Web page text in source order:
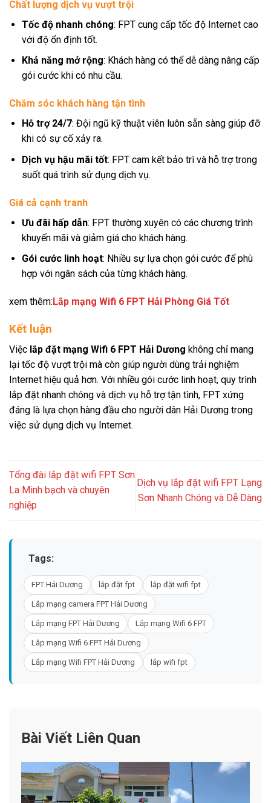
Chất lượng dịch vụ vượt trội
Tốc độ nhanh chóng: FPT cung cấp tốc độ Internet cao
với độ ổn định tốt.
Khả năng mở rộng: Khách hàng có thể dễ dàng nâng cấp
gói cước khi có nhu cầu.
Chăm sóc khách hàng tận tình
Hỗ trợ 24/7: Đội ngũ kỹ thuật viên luôn sẵn sàng giúp đỡ
khi có sự cố xảy ra.
Dịch vụ hậu mãi tốt: FPT cam kết bảo trì và hỗ trợ trong
suốt quá trình sử dụng dịch vụ.
Giá cả cạnh tranh
Ưu đãi hấp dẫn: FPT thường xuyên có các chương trình
khuyến mãi và giảm giá cho khách hàng.
Gói cước linh hoạt: Nhiều sự lựa chọn gói cước để phù
hợp với ngân sách của từng khách hàng.
xem thêm:Lắp mạng Wifi 6 FPT Hải Phòng Giá Tốt
Kết luận
Việc lắp đặt mạng Wifi 6 FPT Hải Dương không chỉ mang
lại tốc độ vượt trội mà còn giúp người dùng trải nghiệm
Internet hiệu quả hơn. Với nhiều gói cước linh hoạt, quy trình
lắp đặt nhanh chóng và dịch vụ hỗ trợ tận tình, FPT xứng
đáng là lựa chọn hàng đầu cho người dân Hải Dương trong
việc sử dụng dịch vụ Internet.
Tổng đài lắp đặt wifi FPT Sơn
La Minh bạch và chuyên
nghiệp
Dịch vụ lắp đặt wifi FPT Lạng
Sơn Nhanh Chóng và Dễ Dàng
Tags:
FPT Hải Dương lắp đặt fpt lắp đặt wifi fpt
Lắp mạng camera FPT Hải Dương
Lắp mạng FPT Hải Dương Lắp mạng Wifi 6 FPT
Lắp mạng Wifi 6 FPT Hải Dương
Lắp mạng Wifi FPT Hải Dương lắp wifi fpt
Bài Viết Liên Quan